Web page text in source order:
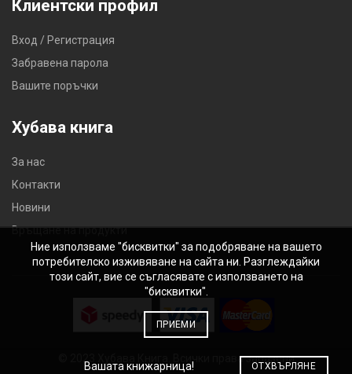
Вашата книжарница! ОТХВЪРЛЯНЕ
Клиентски профил
Вход / Регистрация
Забравена парола
Вашите поръчки
Хубава книга
За нас
Контакти
Новини
Връщане на продукти
© 2023 Хубава Книга. Всички права запазени
Ние използваме "бисквитки" за подобряване на вашето
потребителско изживяване на сайта ни. Разглеждайки
този сайт, вие се съгласявате с използването на
"бисквитки".
ПРИЕМИ